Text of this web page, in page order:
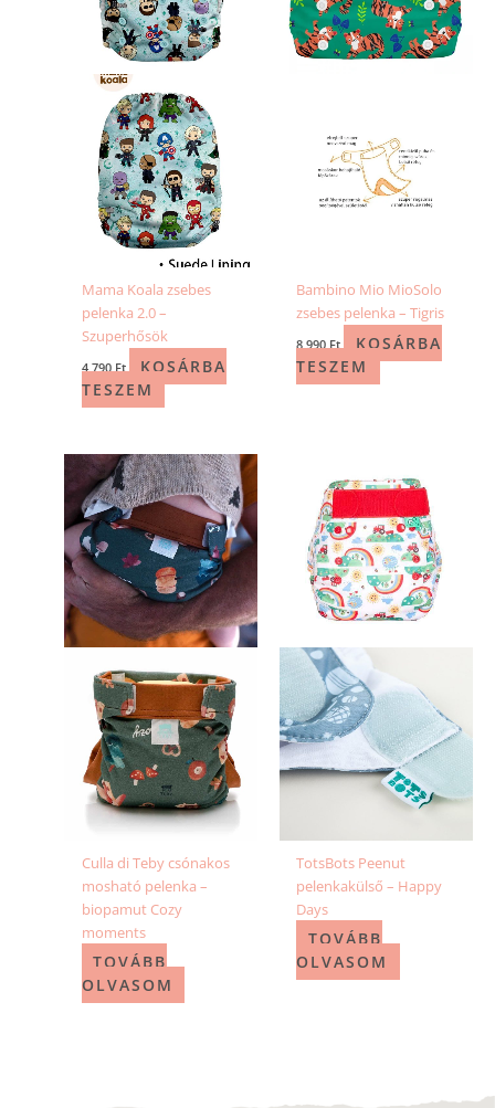
Mama Koala zsebes
pelenka 2.0 –
Szuperhősök
4 790 Ft
KOSÁRBA
TESZEM
Bambino Mio MioSolo
zsebes pelenka – Tigris
8 990 Ft
KOSÁRBA
TESZEM
Culla di Teby csónakos
mosható pelenka –
biopamut Cozy
moments
TOVÁBB
OLVASOM
TotsBots Peenut
pelenkakülső – Happy
Days
TOVÁBB
OLVASOM